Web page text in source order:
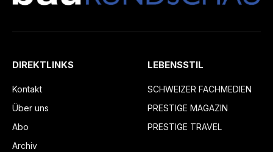
DIREKTLINKS
Kontakt
Über uns
Abo
Archiv
LEBENSSTIL
SCHWEIZER FACHMEDIEN
PRESTIGE MAGAZIN
PRESTIGE TRAVEL